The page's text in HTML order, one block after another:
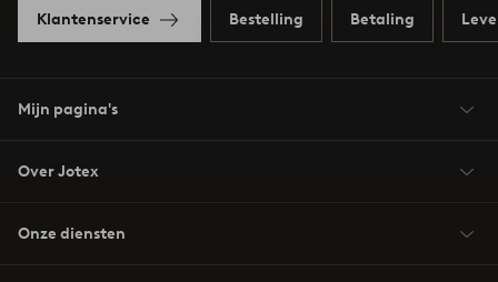
Klantenservice Bestelling Betaling
Mijn pagina's
Over Jotex
Onze diensten